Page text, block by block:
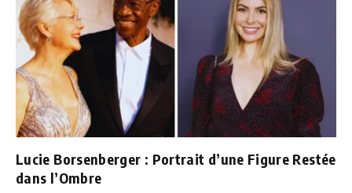
Lucie Borsenberger : Portrait d’une Figure Restée
dans l’Ombre